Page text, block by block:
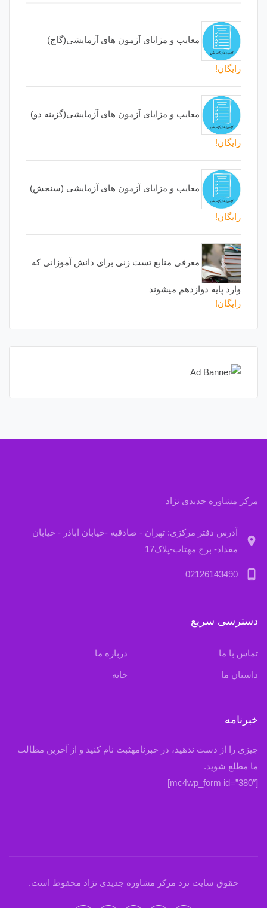
معایب و مزایای آزمون های آزمایشی(گاج)
رایگان!
معایب و مزایای آزمون های آزمایشی(گزینه دو)
رایگان!
معایب و مزایای آزمون های آزمایشی (سنجش)
رایگان!
معرفی منابع تست زنی برای دانش آموزانی که
وارد پایه دوازدهم میشوند
رایگان!
مرکز مشاوره جدیدی نژاد
location_on
آدرس دفتر مرکزی: تهران - صادقیه -خیابان اباذر - خیابان
مقداد- برج مهتاب-پلاک17
phone_android
02126143490
دسترسی سریع
تماس با ما درباره ما
داستان ما خانه
خبرنامه
چیزی را از دست ندهید، در خبرنامهثبت نام کنید و از آخرین مطالب
ما مطلع شوید.
[mc4wp_form id=”380″]
حقوق سایت نزد مرکز مشاوره جدیدی نژاد محفوظ است.